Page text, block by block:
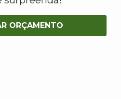
ORÇAMENTO